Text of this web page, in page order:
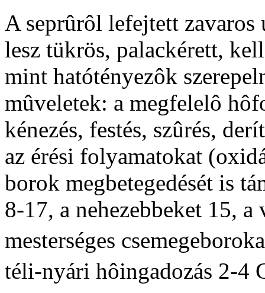
A seprûrôl lefejtett
lesz tükrös, palackérett,
mint hatótényezôk
mûveletek: a megfelelô
kénezés, festés, szûrés,
az érési folyamatokat
borok megbetegedését is
8-17, a nehezebbeket 15,
mesterséges
téli-nyári hôingadozás 2-4